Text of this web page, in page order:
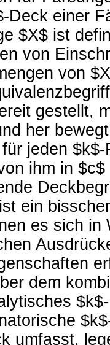
Deck einer
$X$ ist
von
von
gestellt,
her
jeden
ihm in
ein
es sich in
dem
umfasst,